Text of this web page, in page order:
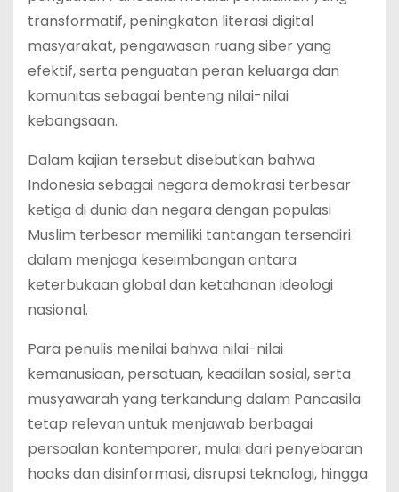
transformatif, peningkatan literasi digital
masyarakat, pengawasan ruang siber yang
efektif, serta penguatan peran keluarga dan
komunitas sebagai benteng nilai-nilai
kebangsaan.
Dalam kajian tersebut disebutkan bahwa
Indonesia sebagai negara demokrasi terbesar
ketiga di dunia dan negara dengan populasi
Muslim terbesar memiliki tantangan tersendiri
dalam menjaga keseimbangan antara
keterbukaan global dan ketahanan ideologi
nasional.
Para penulis menilai bahwa nilai-nilai
kemanusiaan, persatuan, keadilan sosial, serta
musyawarah yang terkandung dalam Pancasila
tetap relevan untuk menjawab berbagai
persoalan kontemporer, mulai dari penyebaran
hoaks dan disinformasi, disrupsi teknologi, hingga